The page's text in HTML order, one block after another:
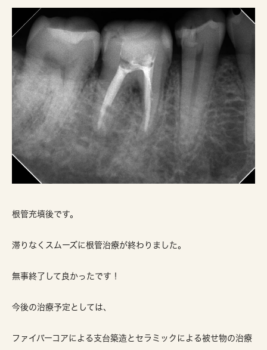
根管充填後です。
滞りなくスムーズに根管治療が終わりました。
無事終了して良かったです！
今後の治療予定としては、
ファイバーコアによる支台築造とセラミックによる被せ物の治療